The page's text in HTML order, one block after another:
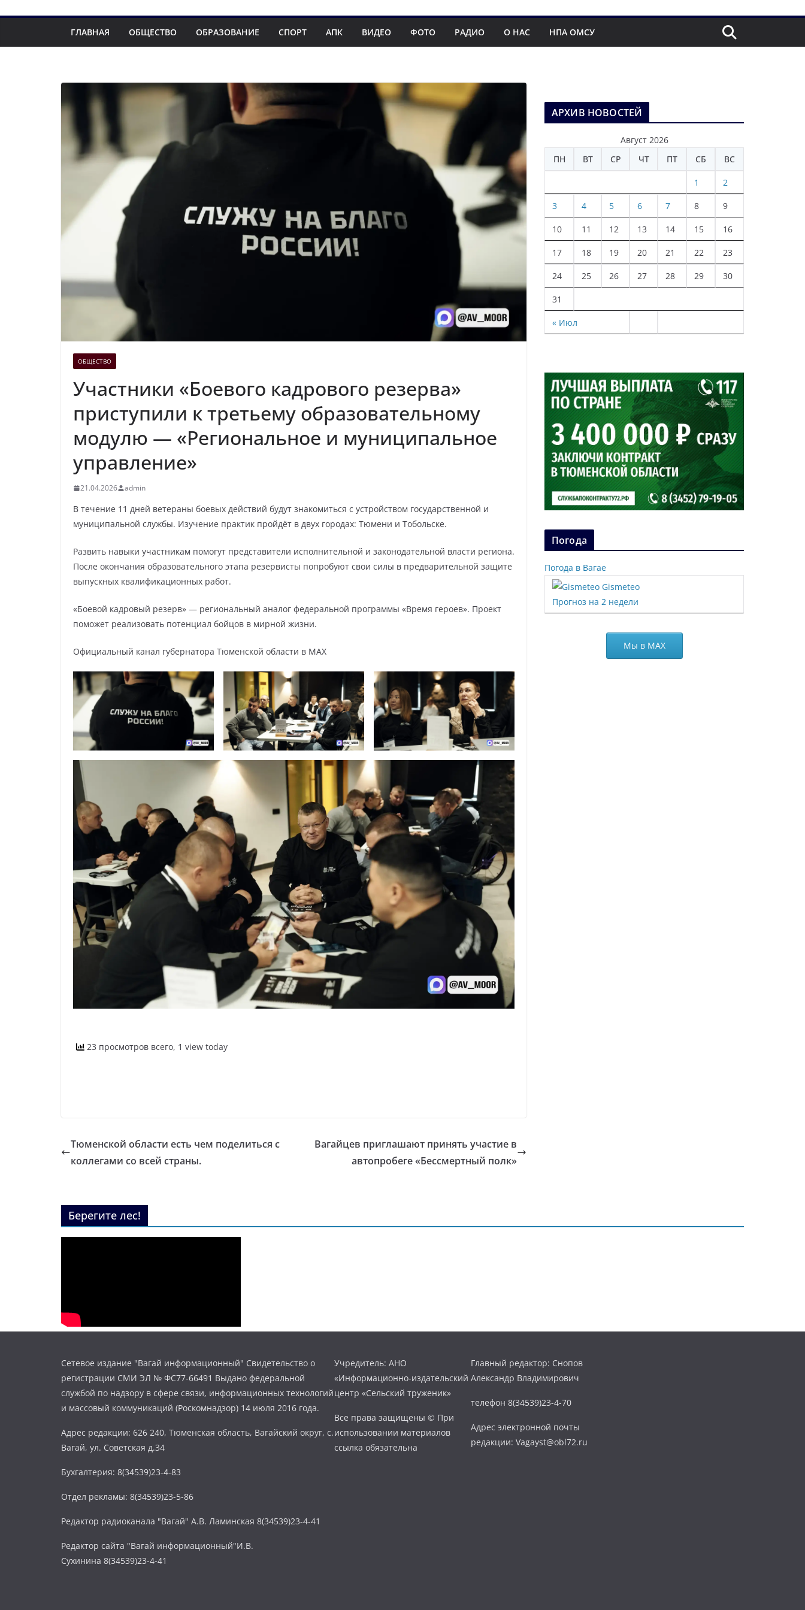
ГЛАВНАЯ ОБЩЕСТВО ОБРАЗОВАНИЕ СПОРТ АПК ВИДЕО ФОТО РАДИО О НАС НПА ОМСУ
ОБЩЕСТВО
Участники «Боевого кадрового резерва»
приступили к третьему образовательному
модулю — «Региональное и муниципальное
управление»
21.04.2026 admin
В течение 11 дней ветераны боевых действий будут знакомиться с устройством государственной и
муниципальной службы. Изучение практик пройдёт в двух городах: Тюмени и Тобольске.
Развить навыки участникам помогут представители исполнительной и законодательной власти региона.
После окончания образовательного этапа резервисты попробуют свои силы в предварительной защите
выпускных квалификационных работ.
«Боевой кадровый резерв» — региональный аналог федеральной программы «Время героев». Проект
поможет реализовать потенциал бойцов в мирной жизни.
Официальный канал губернатора Тюменской области в МАХ
23 просмотров всего, 1 view today
Тюменской области есть чем поделиться с
коллегами со всей страны.
Вагайцев приглашают принять участие в
автопробеге «Бессмертный полк»
АРХИВ НОВОСТЕЙ
Август 2026
ПН
ВТ СР ЧТ ПТ СБ ВС
« Июл
1 2
3 4 5 6 7 8 9
10 11 12 13 14 15 16
17 18 19 20 21 22 23
24 25 26 27 28 29 30
31
Погода
Погода в Вагае
Gismeteo
Прогноз на 2 недели
Мы в МАХ
Берегите лес!
Сетевое издание "Вагай информационный" Свидетельство о
регистрации СМИ ЭЛ № ФС77-66491 Выдано федеральной
службой по надзору в сфере связи, информационных технологий
и массовый коммуникаций (Роскомнадзор) 14 июля 2016 года.
Адрес редакции: 626 240, Тюменская область, Вагайский округ, с.
Вагай, ул. Советская д.34
Бухгалтерия: 8(34539)23-4-83
Отдел рекламы: 8(34539)23-5-86
Редактор радиоканала "Вагай" А.В. Ламинская 8(34539)23-4-41
Редактор сайта "Вагай информационный"И.В.
Сухинина 8(34539)23-4-41
Учредитель: АНО
«Информационно-издательский
центр «Сельский труженик»
Все права защищены © При
использовании материалов
ссылка обязательна
Главный редактор: Снопов
Александр Владимирович
телефон 8(34539)23-4-70
Адрес электронной почты
редакции: Vagayst@obl72.ru